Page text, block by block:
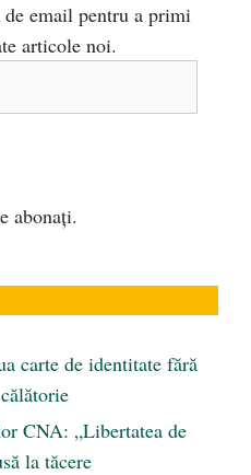
email pentru a primi
articole noi.
abonați.
carte de identitate fără
CNA: „Libertatea de
la tăcere